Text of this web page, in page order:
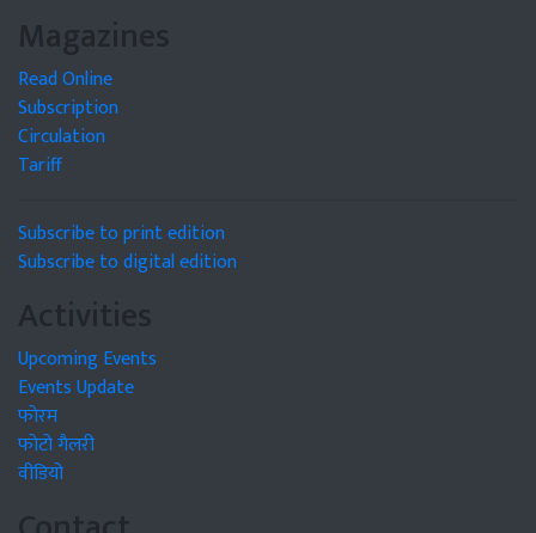
Magazines
Read Online
Subscription
Circulation
Tariff
Subscribe to print edition
Subscribe to digital edition
Activities
Upcoming Events
Events Update
फोरम
फोटो गैलरी
वीडियो